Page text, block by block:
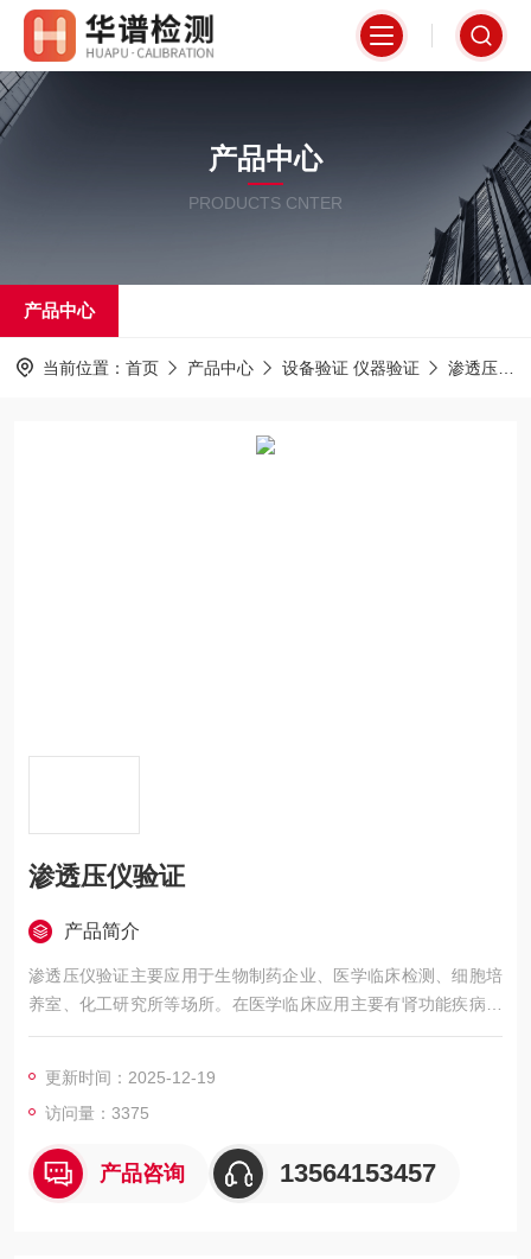
产品中心
PRODUCTS CNTER
产品中心
当前位置： 首页 产品中心 设备验证 仪器验证 渗透压仪验证
渗透压仪验证
产品简介
渗透压仪验证主要应用于生物制药企业、医学临床检测、细胞培
养室、化工研究所等场所。在医学临床应用主要有肾功能疾病的
辅助诊断、鉴定神经内分泌障碍和失调、组织细胞培养液和保存
更新时间：2025-12-19
访问量：3375
产品咨询 13564153457